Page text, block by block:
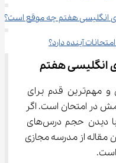
انگلیسی هفتم
اولین و مهم‌ترین قدم برای
در امتحان است. اگر
دانش‌آموز پایه هفتم هستید و با دیدن حجم درس‌های
می‌شوید، این مقاله از مدرسه مجازی
است.